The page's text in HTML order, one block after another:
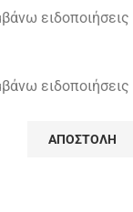
ειδοποιήσεις
ειδοποιήσεις